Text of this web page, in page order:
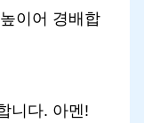
이어 경배합
니다. 아멘!